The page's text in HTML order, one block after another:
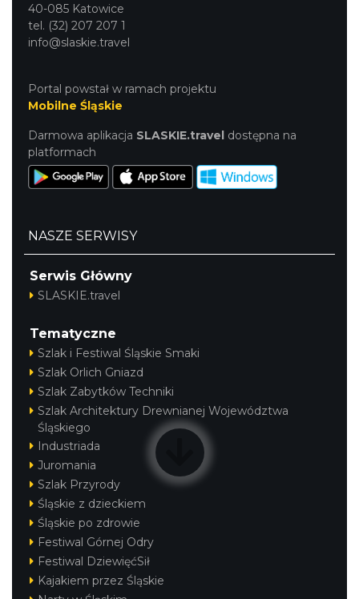
40-085 Katowice
tel. (32) 207 207 1
info@slaskie.travel
Portal powstał w ramach projektu
Mobilne Śląskie
Darmowa aplikacja SLASKIE.travel dostępna na
platformach
NASZE SERWISY
Serwis Główny
SLASKIE.travel
Tematyczne
Szlak i Festiwal Śląskie Smaki
Szlak Orlich Gniazd
Szlak Zabytków Techniki
Szlak Architektury Drewnianej Województwa
Śląskiego
Industriada
Juromania
Szlak Przyrody
Śląskie z dzieckiem
Śląskie po zdrowie
Festiwal Górnej Odry
Festiwal DziewięćSił
Kajakiem przez Śląskie